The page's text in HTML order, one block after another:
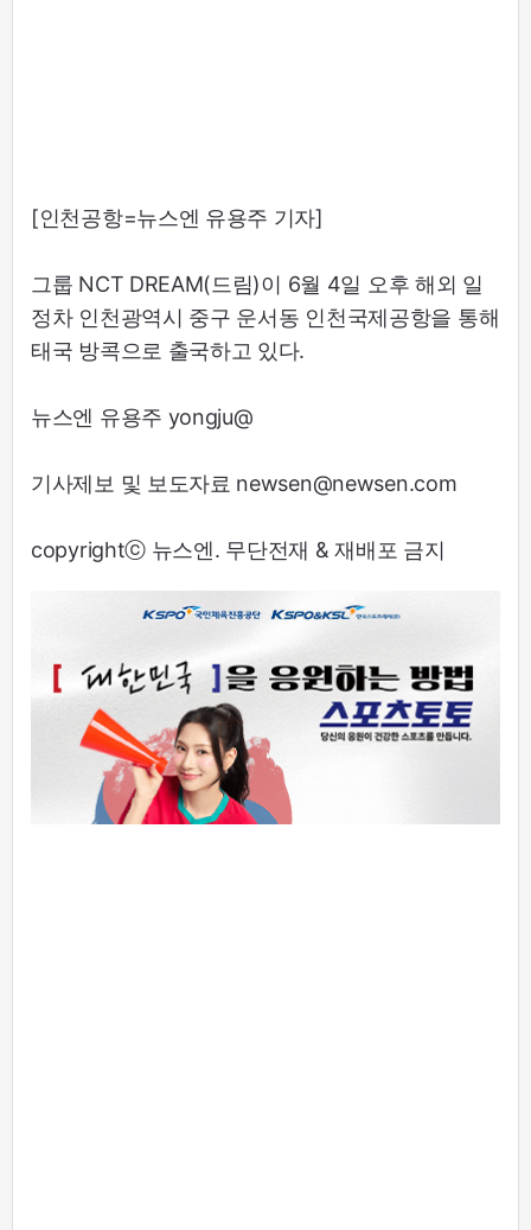
[인천공항=뉴스엔 유용주 기자]
그룹 NCT DREAM(드림)이 6월 4일 오후 해외 일
정차 인천광역시 중구 운서동 인천국제공항을 통해
태국 방콕으로 출국하고 있다.
뉴스엔 유용주 yongju@
기사제보 및 보도자료 newsen@newsen.com
copyrightⓒ 뉴스엔. 무단전재 & 재배포 금지